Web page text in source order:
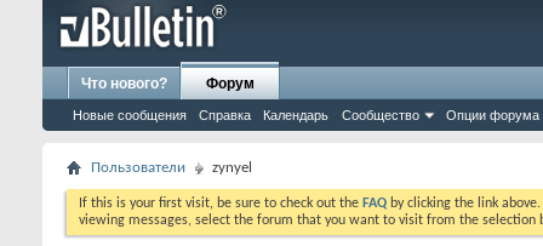
Что нового? Форум
Новые сообщения Справка Календарь Сообщество Опции форума
Пользователи zynyel
If this is your first visit, be sure to check out the FAQ by clicking the link
viewing messages, select the forum that you want to visit from the selection